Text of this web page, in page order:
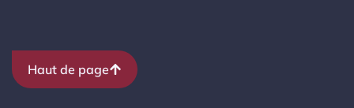
Haut de page